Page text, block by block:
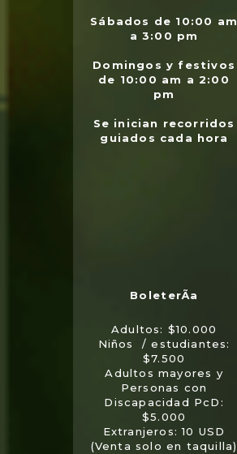
Sábados de 10:00 am
a 3:00 pm
Domingos y festivos
de 10:00 am a 2:00
pm
Se inician recorridos
guiados cada hora
Adultos: $10.000
Niños / estudiantes:
$7.500
Adultos mayores y
Personas con
Discapacidad PcD:
$5.000
Extranjeros: 10 USD
(Venta solo en taquilla)